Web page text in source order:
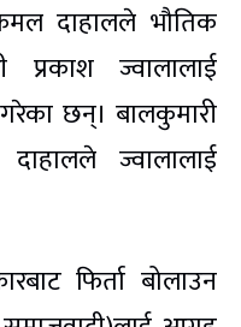
दाहालले भौतिक
प्रकाश ज्वालालाई
छन्। बालकुमारी
ज्वालालाई
फिर्ता बोलाउन